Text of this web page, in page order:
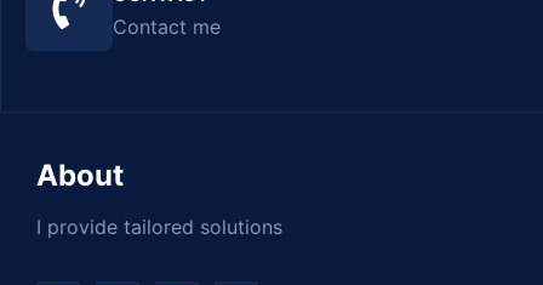
Contact me
About
I provide tailored solutions